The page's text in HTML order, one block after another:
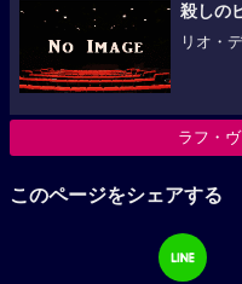
殺しの
リオ・
ラフ・
このページをシェアする